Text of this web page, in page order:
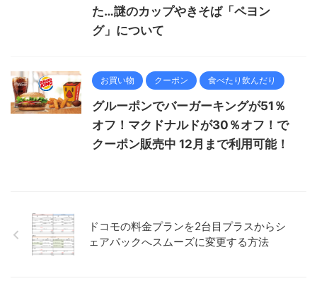
た…謎のカップやきそば「ペヨン
グ」について
お買い物 クーポン 食べたり飲んだり
グルーポンでバーガーキングが51％
オフ！マクドナルドが30％オフ！で
クーポン販売中 12月まで利用可能！
ドコモの料金プランを2台目プラスからシ
ェアパックへスムーズに変更する方法